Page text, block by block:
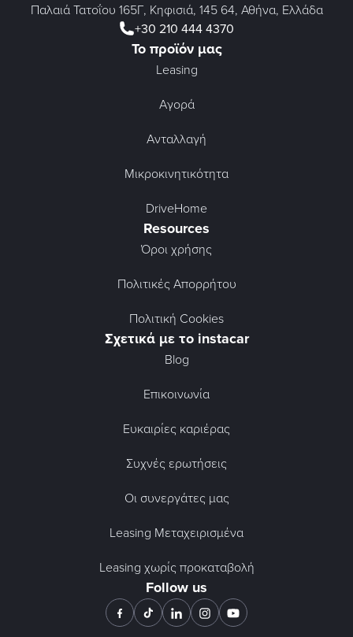
Παλαιά Τατοΐου 165Γ, Κηφισιά, 145 64, Αθήνα, Ελλάδα
+30 210 444 4370
Το προϊόν μας
Leasing
Αγορά
Ανταλλαγή
Μικροκινητικότητα
DriveHome
Resources
Όροι χρήσης
Πολιτικές Απορρήτου
Πολιτική Cookies
Σχετικά με το instacar
Blog
Επικοινωνία
Ευκαιρίες καριέρας
Συχνές ερωτήσεις
Οι συνεργάτες μας
Leasing Μεταχειρισμένα
Leasing χωρίς προκαταβολή
Follow us